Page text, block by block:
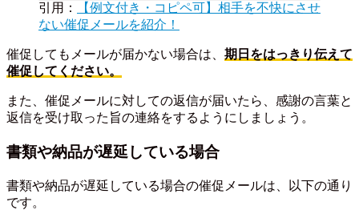
引用：
【例文付き・コピペ可】相手を不快にさせ
ない催促メールを紹介！
催促してもメールが届かない場合は、 期日をはっきり伝えて
催促してください。
また、催促メールに対しての返信が届いたら、感謝の言葉と
返信を受け取った旨の連絡をするようにしましょう。
書類や納品が遅延している場合
書類や納品が遅延している場合の催促メールは、以下の通り
です。